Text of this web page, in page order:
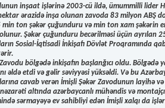
inşaat işlərinə 2003-cü ildə, ümummilli lider
ərazidə inşa olunan zavoda 83 milyon ABŞ
ton şəkər çuğunduru və min ton xam şəkərin
Şəkər çuğunduru becərilməsi üçün ayrılan
Sosial-İqtisadi İnkişafı Dövlət Proqramında
bölgədə inkişafın başlanğıcı oldu. Bölgədə
əldə etdi və gəlir səviyyəsi yüksəldi. Və bu
cavab verən İmişli Şəkər Zavodunun layihə
altında azərbaycanlı mühəndis və
sərmayəyə ev sahibliyi edən İmişli xalqı da